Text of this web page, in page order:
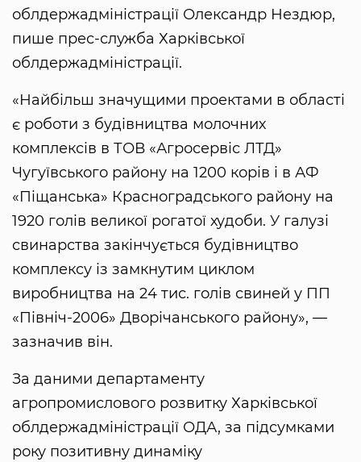
облдержадміністрації Олександр Нездюр,
пише прес-служба Харківської
облдержадміністрації.
«Найбільш значущими проектами в області
є роботи з будівництва молочних
комплексів в ТОВ «Агросервіс ЛТД»
Чугуївського району на 1200 корів і в АФ
«Піщанська» Красноградського району на
1920 голів великої рогатої худоби. У галузі
свинарства закінчується будівництво
комплексу із замкнутим циклом
виробництва на 24 тис. голів свиней у ПП
«Північ-2006» Дворічанського району», —
зазначив він.
За даними департаменту
агропромислового розвитку Харківської
облдержадміністрації ОДА, за підсумками
року позитивну динаміку